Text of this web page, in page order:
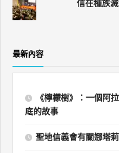
信在種族
最新內容
《檸檬樹》：一個阿
底的故事
聖地信義會有關娜塔